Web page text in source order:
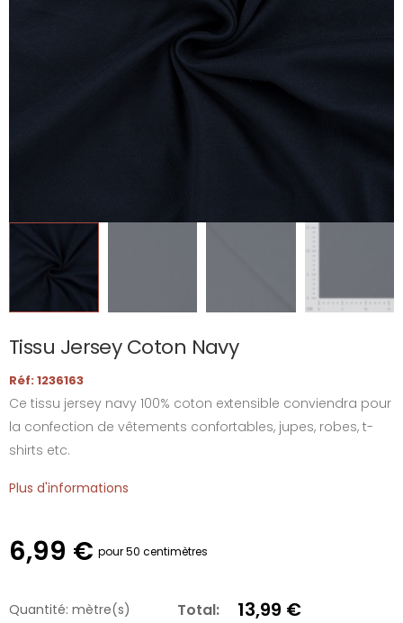
Tissu Jersey Coton Navy
Réf: 1236163
Ce tissu jersey navy 100% coton extensible conviendra pour
la confection de vêtements confortables, jupes, robes, t-
shirts etc.
Plus d'informations
6,99 € pour 50 centimètres
Quantité: mètre(s) Total: 13,99 €